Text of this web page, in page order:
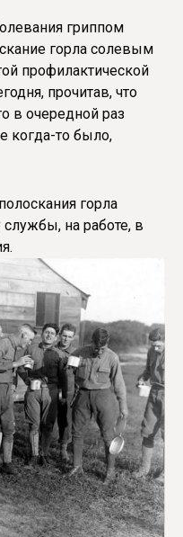
гриппом
горла солевым
профилактической
прочитав, что
в очередной раз
когда-то было,
горла
на работе, в